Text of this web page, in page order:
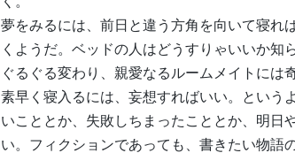
夢をみるには、前日と違う方角を向いて寝れ
くようだ。ベッドの人はどうすりゃいいか
ぐるぐる変わり、親愛なるルームメイトには
素早く寝入るには、妄想すればいい。という
いこととか、失敗しちまったこととか、明日
い。フィクションであっても、書きたい物語